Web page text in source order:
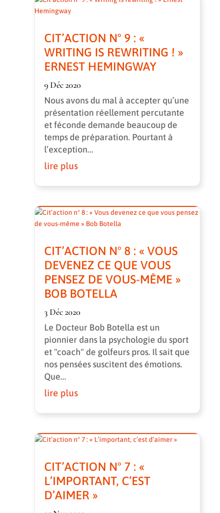
CIT’ACTION N° 9 : «
WRITING IS REWRITING ! »
ERNEST HEMINGWAY
9 Déc 2020
Nous avons du mal à accepter qu’une
présentation réellement percutante
et féconde demande beaucoup de
temps de préparation. Pourtant à
l’exception...
lire plus
CIT’ACTION N° 8 : « VOUS
DEVENEZ CE QUE VOUS
PENSEZ DE VOUS-MÊME »
BOB BOTELLA
3 Déc 2020
Le Docteur Bob Botella est un
pionnier dans la psychologie du sport
et "coach" de golfeurs pros. Il sait que
nos pensées suscitent des émotions.
Que...
lire plus
CIT’ACTION N° 7 : «
L’IMPORTANT, C’EST
D’AIMER »